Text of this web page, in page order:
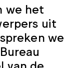
we het
uit
we
van de